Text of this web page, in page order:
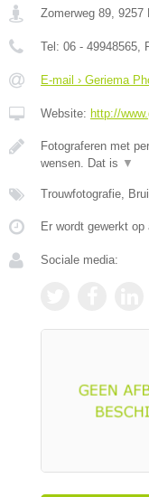
Zomerweg 89 9257
Tel: 06 - 49948565 ,
E-mail › Geriema
Website: http://
Fotograferen met
wensen. Dat is ▼
Trouwfotografie,
Er wordt gewerkt op
Sociale media: